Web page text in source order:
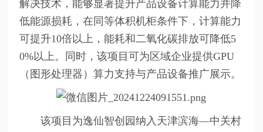
解决技术，能够显著提升产品设备计算能力并降
低能源损耗，在同等体积机柜条件下，计算能力
可提升10倍以上，能耗和二氧化碳排放可降低5
0%以上。同时，该项目可为区域企业提供GPU
（图形处理器）算力支持与产品设备推广展示。
该项目为逸仙智创园纳入天津滨海—中关村